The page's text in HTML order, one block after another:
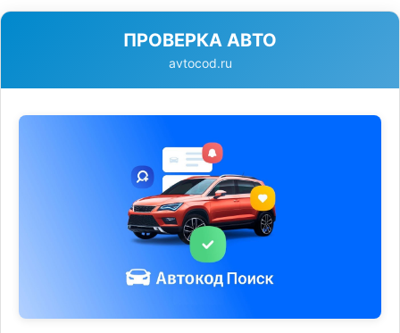
ПРОВЕРКА АВТО
avtocod.ru